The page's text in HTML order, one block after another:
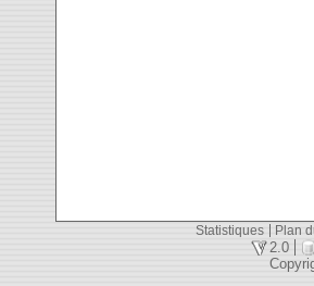
Statistiques Plan
2.0